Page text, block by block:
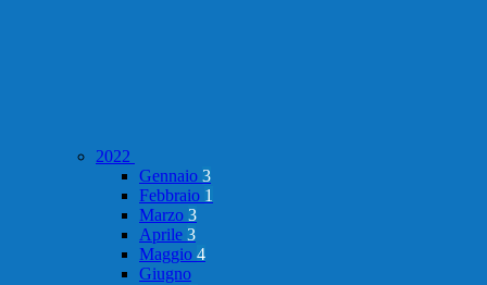
2022
Gennaio 3
Febbraio 1
Marzo 3
Aprile 3
Maggio 4
Giugno